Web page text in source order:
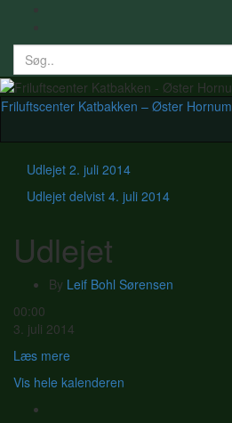
Search
for:
Friluftscenter Katbakken – Øster Hornum
Udlejet 2. juli 2014
Udlejet delvist 4. juli 2014
Udlejet
By Leif Bohl Sørensen
Udlejet
00:00
3. juli 2014
Læs mere
Vis hele kalenderen